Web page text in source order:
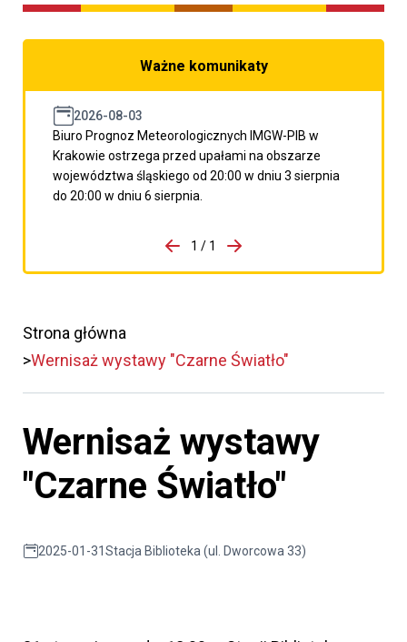
Ważne komunikaty
2026-08-03
Biuro Prognoz Meteorologicznych IMGW-PIB w
Krakowie ostrzega przed upałami na obszarze
województwa śląskiego od 20:00 w dniu 3 sierpnia
do 20:00 w dniu 6 sierpnia.
porzpedniego komunikatu
1 / 1
Przejdź do następnego
Strona główna
Wernisaż wystawy "Czarne Światło"
Wernisaż wystawy
"Czarne Światło"
2025-01-31Stacja Biblioteka (ul. Dworcowa 33)